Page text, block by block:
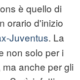
è quello di
orario d'inizio
Juventus. La
non solo per i
anche per gli